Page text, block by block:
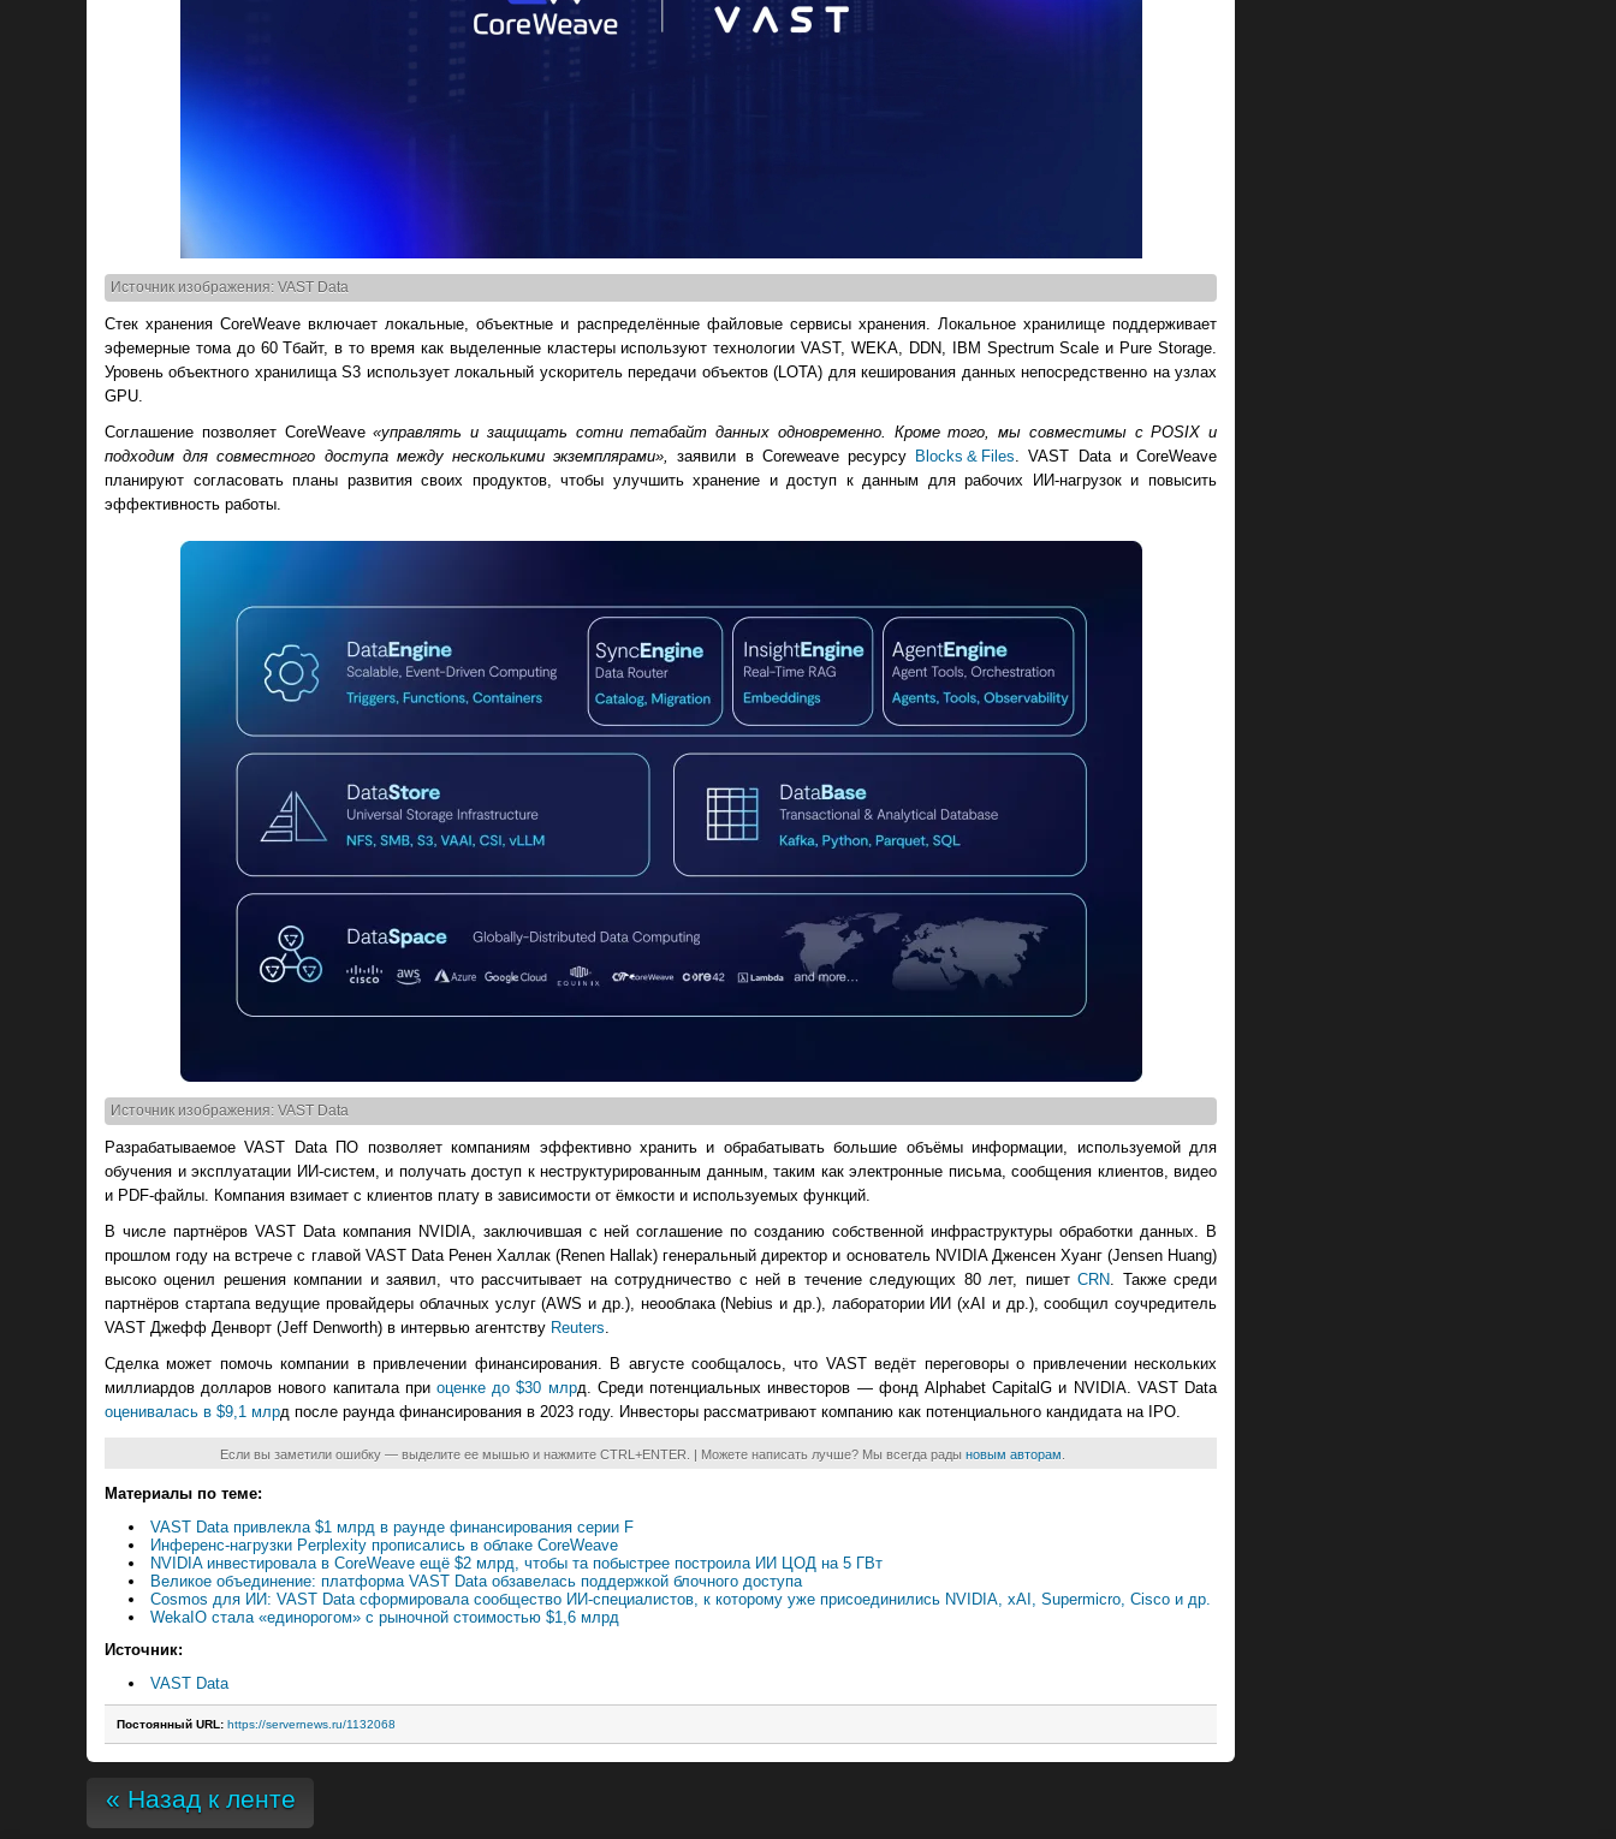
Источник изображения: VAST Data
Стек хранения CoreWeave включает локальные, объектные и распределённые файловые сервисы хранения. Локальное хранилище поддерживает
эфемерные тома до 60 Тбайт, в то время как выделенные кластеры используют технологии VAST, WEKA, DDN, IBM Spectrum Scale и Pure Storage.
Уровень объектного хранилища S3 использует локальный ускоритель передачи объектов (LOTA) для кеширования данных непосредственно на узлах
GPU.
Соглашение позволяет CoreWeave«управлять и защищать сотни петабайт данных одновременно. Кроме того, мы совместимы с POSIX и
подходим для совместного доступа между несколькими экземплярами»,
заявили в Coreweave ресурсу Blocks & Files . VAST Data и CoreWeave
планируют согласовать планы развития своих продуктов, чтобы улучшить хранение и доступ к данным для рабочих ИИ-нагрузок и повысить
эффективность работы.
Источник изображения: VAST Data
Разрабатываемое VAST Data ПО позволяет компаниям эффективно хранить и обрабатывать большие объёмы информации, используемой для
обучения и эксплуатации ИИ-систем, и получать доступ к неструктурированным данным, таким как электронные письма, сообщения клиентов, видео
и PDF-файлы. Компания взимает с клиентов плату в зависимости от ёмкости и используемых функций.
В числе партнёров VAST Data компания NVIDIA, заключившая с ней соглашение по созданию собственной инфраструктуры обработки данных. В
прошлом году на встрече с главой VAST Data Ренен Халлак (Renen Hallak) генеральный директор и основатель NVIDIA Дженсен Хуанг (Jensen Huang)
высоко оценил решения компании и заявил, что рассчитывает на сотрудничество с ней в течение следующих 80 лет, пишетCRN . Также среди
партнёров стартапа ведущие провайдеры облачных услуг (AWS и др.), неооблака (Nebius и др.), лаборатории ИИ (xAI и др.), сообщил соучредитель
VAST Джефф Денворт (Jeff Denworth) в интервью агентству Reuters
Сделка может помочь компании в привлечении финансирования. В августе сообщалось, что VAST ведёт переговоры о привлечении нескольких
миллиардов долларов нового капитала приоценке до $30 млрд. Среди потенциальных инвесторов — фонд Alphabet CapitalG и NVIDIA. VAST Data
оценивалась в $9,1 млрд после раунда финансирования в 2023 году. Инвесторы рассматривают компанию как потенциального кандидата на IPO.
Если вы заметили ошибку — выделите ее мышью и нажмите CTRL+ENTER. | Можете написать лучше? Мы всегда рады новым авторам
Материалы по теме:
VAST Data привлекла $1 млрд в раунде финансирования серии F
Инференс-нагрузки Perplexity прописались в облаке CoreWeave
NVIDIA инвестировала в CoreWeave ещё $2 млрд, чтобы та побыстрее построила ИИ ЦОД на 5 ГВт
Великое объединение: платформа VAST Data обзавелась поддержкой блочного доступа
Cosmos для ИИ: VAST Data сформировала сообщество ИИ-специалистов, к которому уже присоединились NVIDIA, xAI, Supermicro, Cisco и др.
WekaIO стала «единорогом» с рыночной стоимостью $1,6 млрд
Источник:
VAST Data
Постоянный URL: https://servernews.ru/1132068
« Назад к ленте